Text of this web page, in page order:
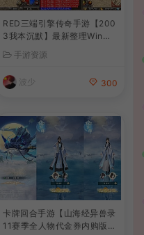
RED三端引擎传奇手游【200
3我本沉默】最新整理Win系
服务端+安卓苹果PC三端+详
细搭建教程
手游资源
波少 300
卡牌回合手游【山海经异兽录
11赛季全人物代金券内购版】